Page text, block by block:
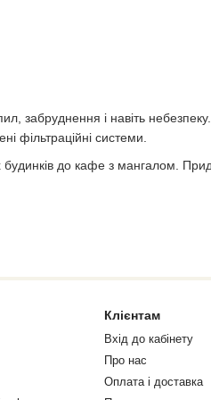
забруднення і навіть
фільтраційні системи.
будинків до кафе з мангалом.
складчастим фільтром, який
Клієнтам
Вхід до кабінету
Про нас
Оплата і доставка